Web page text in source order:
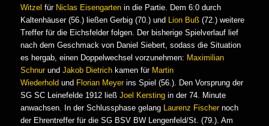
Witzel für Niclas Eisengartenin die Partie. Dem 6:0 durch
Kaltenhäuser (56.) ließen Gerbig (70.) und
Lion Buß(72.) weitere
Treffer für die Eichsfelder folgen. Der bisherige Spielverlauf lief
nach dem Geschmack von Daniel Siebert, sodass die Situation
es hergab, einen Doppelwechsel vorzunehmen: Maximilian
Schnurund Jakob Dietrichkamen für Martin
Wiederhold und Florian Meyerins Spiel (56.). Den Vorsprung der
SG SC Leinefelde 1912 ließ Joel Kerstingin der 74. Minute
anwachsen. In der Schlussphase gelang
Laurenz Fischernoch
der Ehrentreffer für die SG BSV BW Lengenfeld/St. (79.). Am